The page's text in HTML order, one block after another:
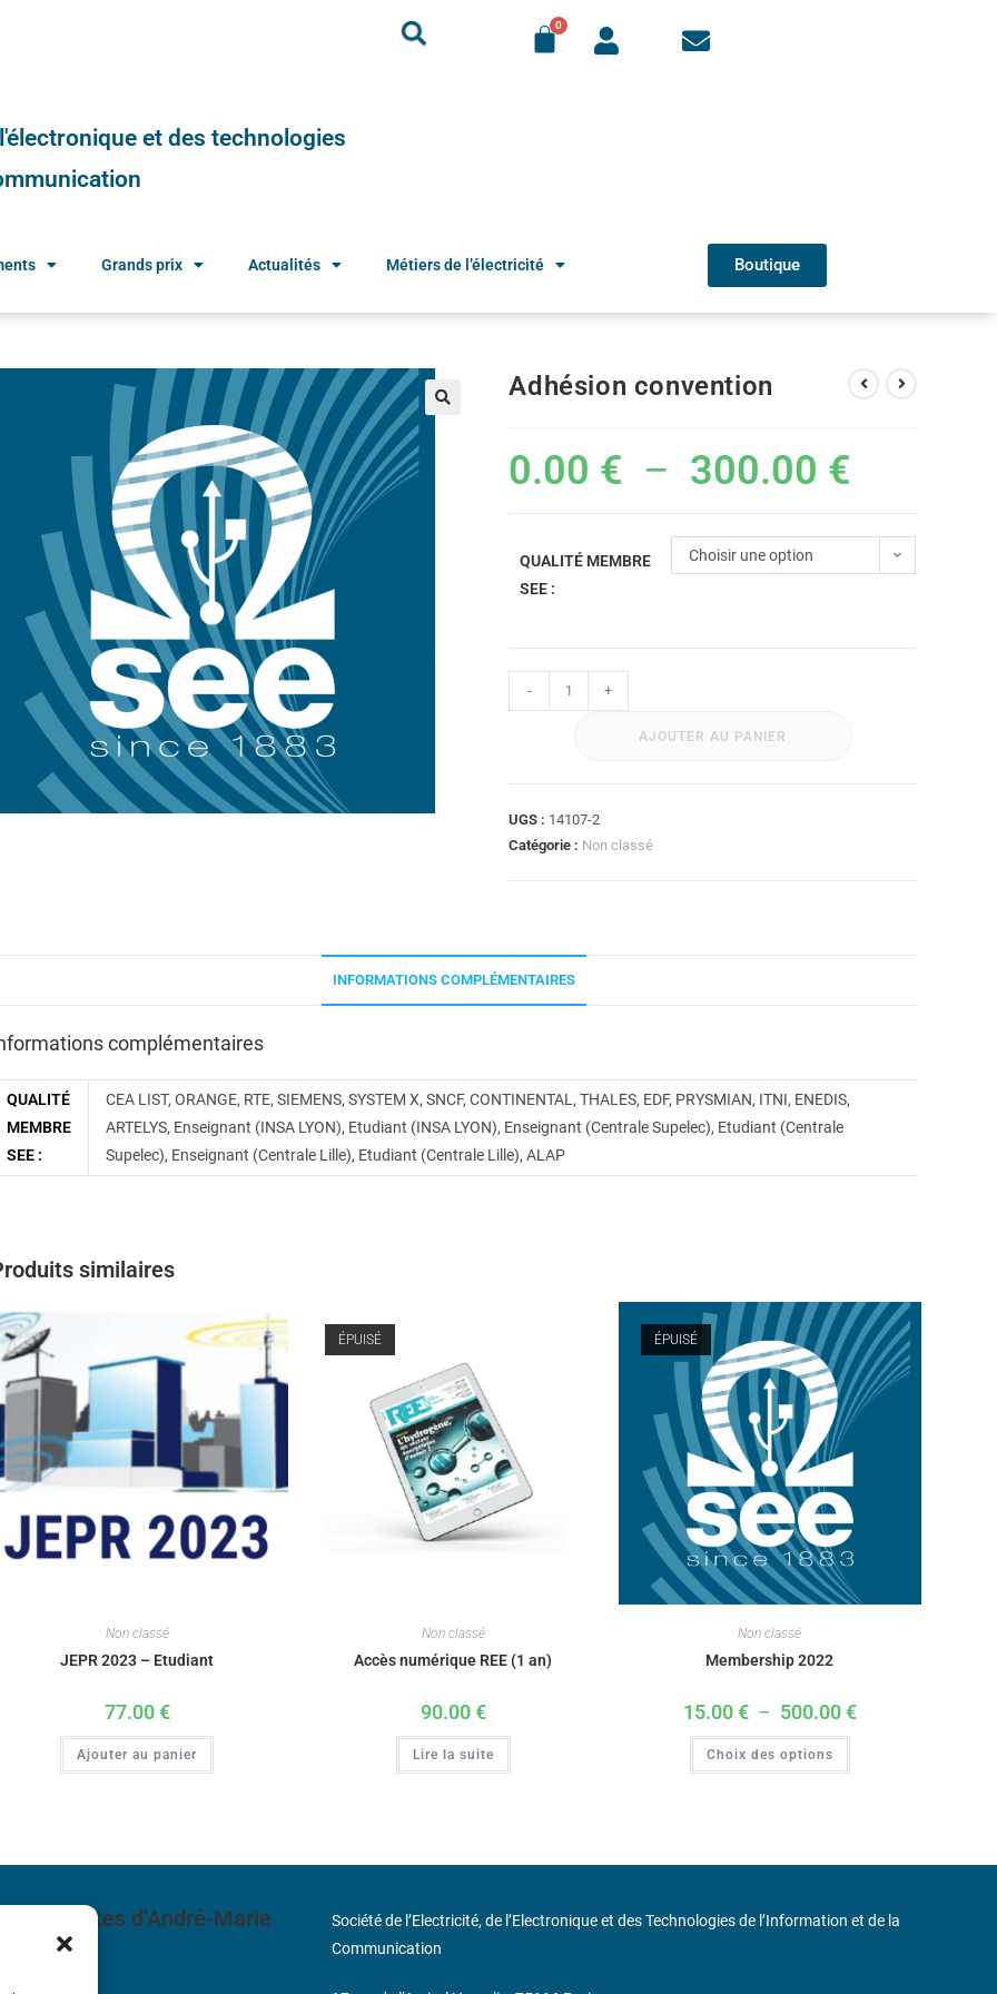
et des technologies
Grands prix Actualités Métiers de l’électricité Boutique
Adhésion convention
0.00 € – 300.00 €
QUALITÉ MEMBRE
SEE :
Choisir une option
- +
AJOUTER AU PANIER
UGS : 14107-2
Catégorie : Non classé
INFORMATIONS COMPLÉMENTAIRES
complémentaires
QUALITÉ
MEMBRE
SEE :
CEA LIST, ORANGE, RTE, SIEMENS, SYSTEM X, SNCF, CONTINENTAL, THALES, EDF, PRYSMIAN, ITNI, ENEDIS,
ARTELYS, Enseignant (INSA LYON), Etudiant (INSA LYON), Enseignant (Centrale Supelec), Etudiant (Centrale
Supelec), Enseignant (Centrale Lille), Etudiant (Centrale Lille), ALAP
similaires
Non classé
JEPR 2023 – Etudiant
77.00€
Ajouter au panier
ÉPUISÉ
Non classé
Accès numérique REE (1 an)
90.00€
Lire la suite
ÉPUISÉ
Non classé
Membership 2022
15.00€ – 500.00€
Choix des options
d’André-Marie
Société de l’Electricité, de l’Electronique et des Technologies de l’Information et de la
Communication